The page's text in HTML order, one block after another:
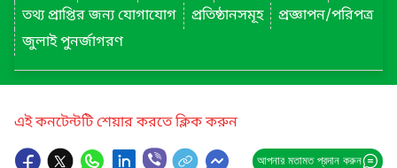
তথ্য প্রাপ্তির জন্য যোগাযোগ
প্রতিষ্ঠানসমূহ
প্রজ্ঞাপন/পরিপত্র
জুলাই পুনর্জাগরণ
এই কনটেন্টটি শেয়ার করতে ক্লিক করুন
আপনার মতামত প্রদান করুন